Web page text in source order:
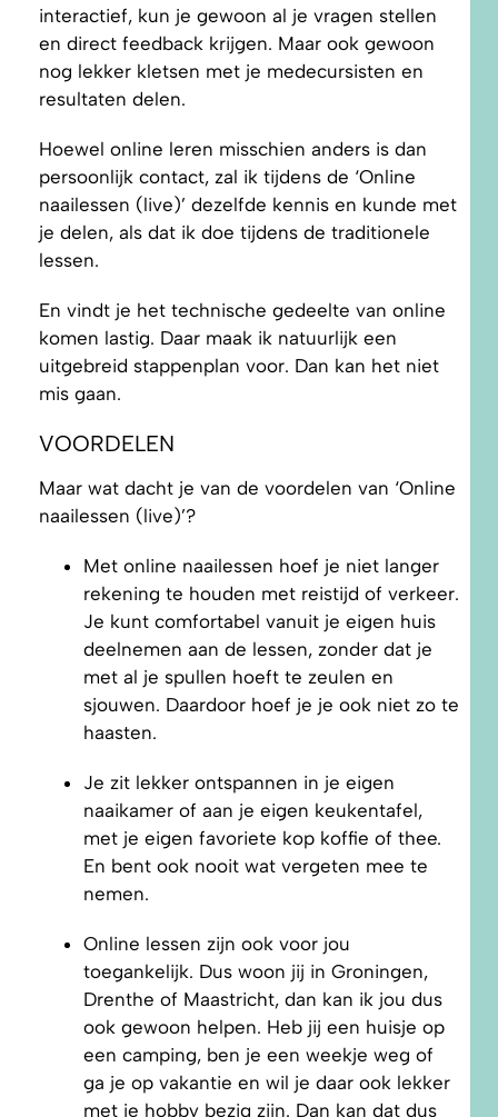
interactief, kun je gewoon al je vragen stellen
en direct feedback krijgen. Maar ook gewoon
nog lekker kletsen met je medecursisten en
resultaten delen.
Hoewel online leren misschien anders is dan
persoonlijk contact, zal ik tijdens de ‘Online
naailessen (live)’ dezelfde kennis en kunde met
je delen, als dat ik doe tijdens de traditionele
lessen.
En vindt je het technische gedeelte van online
komen lastig. Daar maak ik natuurlijk een
uitgebreid stappenplan voor. Dan kan het niet
mis gaan.
VOORDELEN
Maar wat dacht je van de voordelen van ‘Online
naailessen (live)’?
Met online naailessen hoef je niet langer
rekening te houden met reistijd of verkeer.
Je kunt comfortabel vanuit je eigen huis
deelnemen aan de lessen, zonder dat je
met al je spullen hoeft te zeulen en
sjouwen. Daardoor hoef je je ook niet zo te
haasten.
Je zit lekker ontspannen in je eigen
naaikamer of aan je eigen keukentafel,
met je eigen favoriete kop koffie of thee.
En bent ook nooit wat vergeten mee te
nemen.
Online lessen zijn ook voor jou
toegankelijk. Dus woon jij in Groningen,
Drenthe of Maastricht, dan kan ik jou dus
ook gewoon helpen. Heb jij een huisje op
een camping, ben je een weekje weg of
ga je op vakantie en wil je daar ook lekker
met je hobby bezig zijn. Dan kan dat dus